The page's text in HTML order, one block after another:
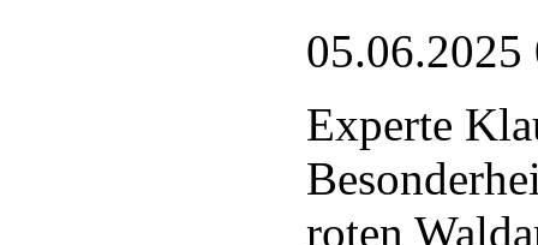
05.06.2025
Experte
roten